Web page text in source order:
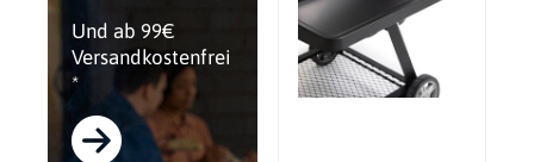
Und ab 99€
Versandkostenfrei
*